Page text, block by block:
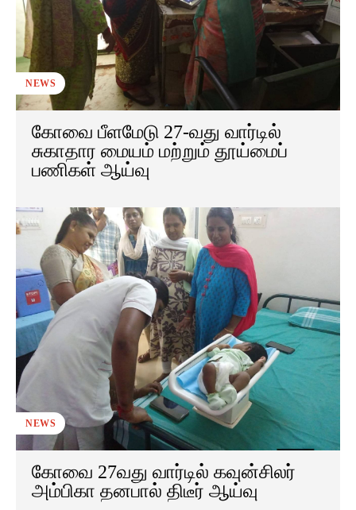
NEWS
கோவை பீளமேடு 27-வது வார்டில்
சுகாதார மையம் மற்றும் தூய்மைப்
பணிகள் ஆய்வு
NEWS
கோவை 27வது வார்டில் கவுன்சிலர்
அம்பிகா தனபால் திடீர் ஆய்வு